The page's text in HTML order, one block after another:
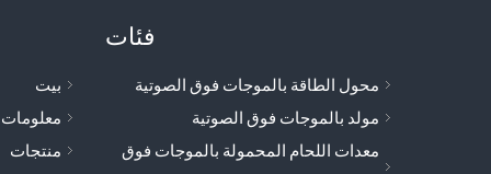
فئات
محول الطاقة بالموجات فوق الصوتية
مولد بالموجات فوق الصوتية
معدات اللحام المحمولة بالموجات فوق
بيت
معلومات
منتجات